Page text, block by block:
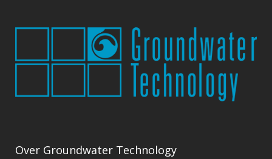
Over Groundwater Technology